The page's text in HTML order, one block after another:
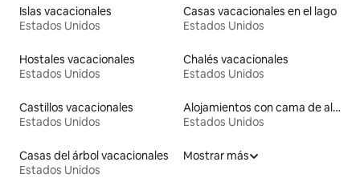
Islas vacacionales
Estados Unidos
Casas vacacionales en el lago
Estados Unidos
Hostales vacacionales
Estados Unidos
Chalés vacacionales
Estados Unidos
Castillos vacacionales
Estados Unidos
Alojamientos con cama de altura accesible
Estados Unidos
Casas del árbol vacacionales
Estados Unidos
Mostrar más